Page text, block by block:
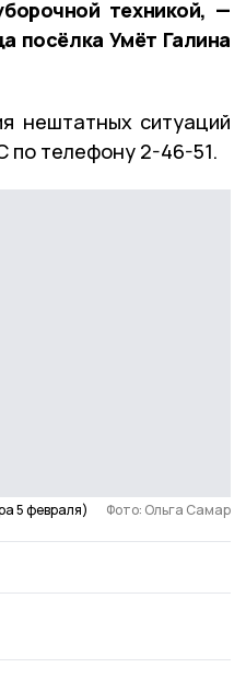
техникой, —
посёлка Умёт Галина
нештатных ситуаций
по телефону 2-46-51.
5 февраля) Фото: Ольга Самар